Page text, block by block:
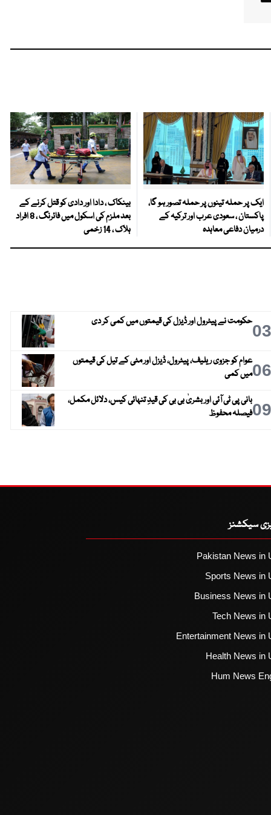
ایک پر حملہ تینوں پر حملہ تصور ہو گا،
پاکستان ، سعودی عرب اور ترکیہ کے
درمیان دفاعی معاہدہ
بینکاک ، دادا اور دادی کو قتل کرنے کے
بعد ملزم کی اسکول میں فائرنگ ، 8 افراد
ہلاک ، 14 زخمی
03حکومت نے پیٹرول اور ڈیزل کی قیمتوں میں کمی کر دی
06عوام کو جزوی ریلیف، پیٹرول، ڈیزل اور مٹی کے تیل کی قیمتوں
میں کمی
09بانی پی ٹی آئی اور بشریٰ بی بی کی قیدِ تنہائی کیس، دلائل مکمل،
فیصلہ محفوظ
سیکشنز
Pakistan News in
Sports News in
Business News in
Tech News in
Entertainment News in
Health News in
Hum News